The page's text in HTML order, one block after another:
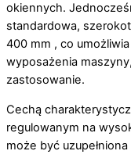
okiennych.
standardowa,
400 mm , co
wyposażenia
zastosowanie.
Cechą
regulowanym na
może być